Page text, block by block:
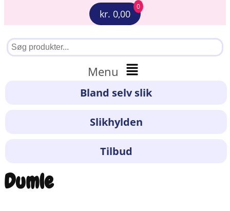
kr. 0,00
0
Menu
Bland selv slik
Slikhylden
Tilbud
Dumle